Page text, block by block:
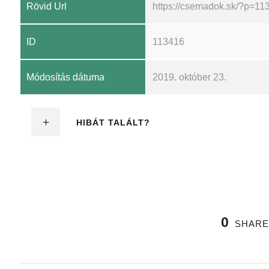
Rövid Url https://csemadok.sk/
ID 113416
Módosítás dátuma 2019. október 23.
HIBÁT TALÁLT?
0